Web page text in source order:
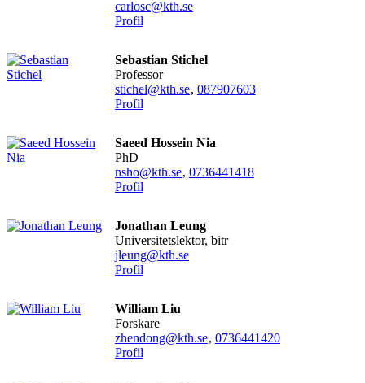
carlosc@kth.se
Profil
Sebastian Stichel
professor
stichel@kth.se, 087907603
Profil
Saeed Hossein Nia
PhD
nsho@kth.se, 0736441418
Profil
Jonathan Leung
universitetslektor, bitr
jleung@kth.se
Profil
William Liu
forskare
zhendong@kth.se, 0736441420
Profil